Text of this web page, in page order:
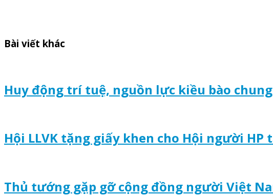
Bài viết khác
Huy động trí tuệ, nguồn lực kiều bào
Hội LLVK tặng giấy khen cho Hội người
Thủ tướng gặp gỡ cộng đồng người Việt